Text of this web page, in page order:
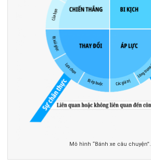
Mô hình “Bánh xe câu chuyện”.